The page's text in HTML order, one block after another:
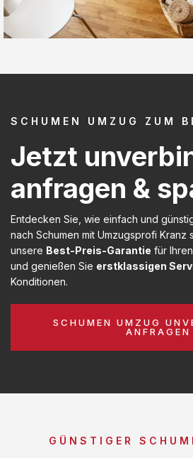
SCHUMEN UMZUG ZUM
Jetzt
anfragen &
Entdecken Sie, wie einfach und
nach Schumen mit Umzugsprofi Kranz
unsere Best-Preis-Garantie für
und genießen Sie erstklassigen
Konditionen.
SCHUMEN UMZUG
ANFRAGEN
GÜNSTIGER